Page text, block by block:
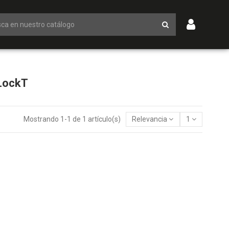
Mostrando 1-1 de 1 artículo(s) Relevancia 1